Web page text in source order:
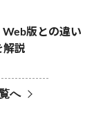
版との違い
解説
へ